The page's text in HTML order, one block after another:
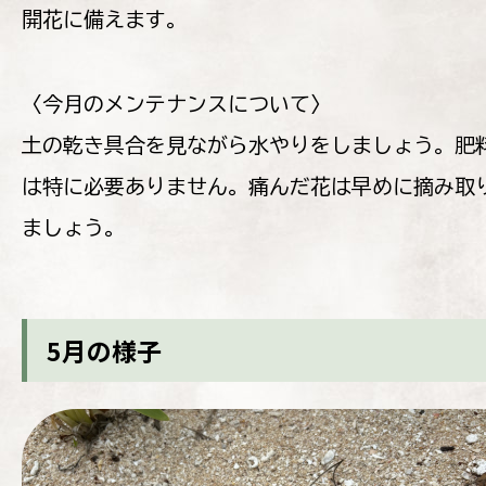
開花に備えます。
〈今月のメンテナンスについて〉
土の乾き具合を見ながら水やりをしましょう。肥
は特に必要ありません。痛んだ花は早めに摘み取
ましょう。
5月の様子